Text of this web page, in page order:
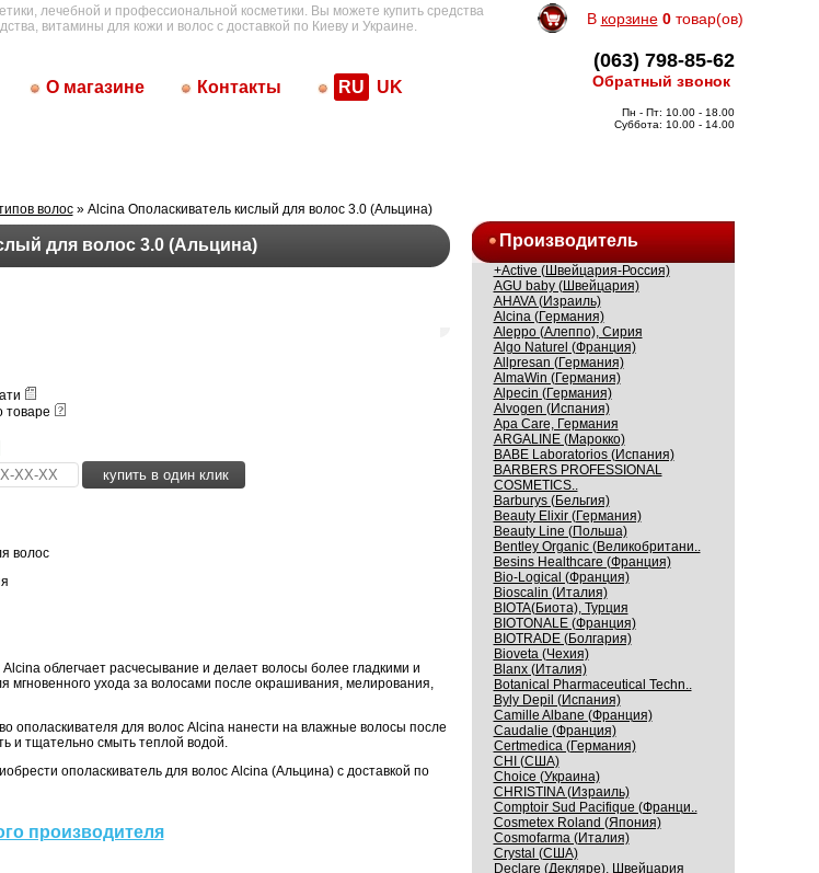
лечебной и профессиональной косметики. Вы можете купить средства
витамины для кожи и волос с доставкой по Киеву и Украине.
О магазине Контакты RU UK
В корзине 0товар(ов)
(063) 798-85-62
Обратный звонок
Пн - Пт: 10.00 - 18.00
Суббота: 10.00 - 14.00
волос» Alcina Ополаскиватель кислый для волос 3.0 (Альцина)
для волос 3.0 (Альцина)
товаре
купить в один клик
волос
облегчает расчесывание и делает волосы более гладкими и
ухода за волосами после окрашивания, мелирования,
ополаскивателя для волос Alcina нанести на влажные волосы после
и тщательно смыть теплой водой.
ополаскиватель для волос Alcina (Альцина) с доставкой по
производителя
Производитель
+Active (Швейцария-Россия)
AGU baby (Швейцария)
AHAVA (Израиль)
Alcina (Германия)
Aleppo (Алеппо), Сирия
Algo Naturel (Франция)
Allpresan (Германия)
AlmaWin (Германия)
Alpecin (Германия)
Alvogen (Испания)
Apa Care, Германия
ARGALINE (Марокко)
BABE Laboratorios (Испания)
BARBERS PROFESSIONAL
COSMETICS..
Barburys (Бельгия)
Beauty Elixir (Германия)
Beauty Line (Польша)
Bentley Organic (Великобритани..
Besins Healthcare (Франция)
Bio-Logical (Франция)
Bioscalin (Италия)
BIOTA(Биота), Турция
BIOTONALE (Франция)
BIOTRADE (Болгария)
Bioveta (Чехия)
Blanx (Италия)
Botanical Pharmaceutical Techn..
Byly Depil (Испания)
Camille Albane (Франция)
Caudalie (Франция)
Certmedica (Германия)
CHI (США)
Choice (Украина)
CHRISTINA (Израиль)
Comptoir Sud Pacifique (Франци..
Cosmetex Roland (Япония)
Cosmofarma (Италия)
Crystal (США)
Declare (Декляре), Швейцария